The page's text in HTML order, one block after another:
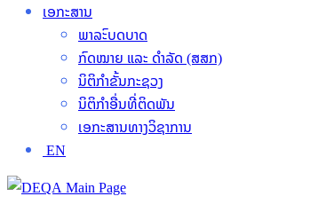
ເອກະສານ
ພາລະົບດບາດ
ກົດໝາຍ ແລະ ດຳລັດ (ສສກ)
ນິຕິກຳຂັ້ນກະຊວງ
ນິຕິກໍາອື່ນທີ່ຕິດພັນ
ເອກະສານທາງວິຊາການ
EN